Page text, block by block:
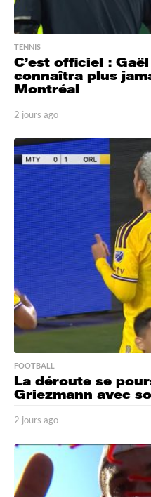
TENNIS
C’est officiel :
connaîtra plus
Montréal
2 jours ago
o
u
r
a
g
o
FOOTBALL
La déroute se
Griezmann avec
2 jours ago
o